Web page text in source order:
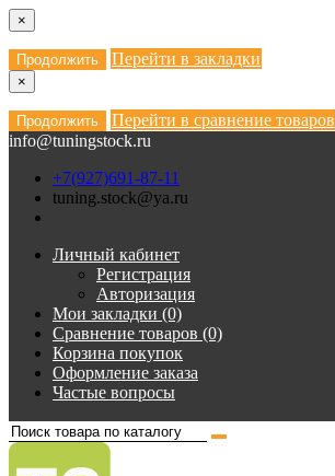
×
Продолжить Перейти в закладки
×
Продолжить
Перейти в сравнение товаров
info@tuningstock.ru
+7(927)691-87-11
tuning.stock@ya.ru
Личный кабинет
Регистрация
Авторизация
Мои закладки (0)
Сравнение товаров (0)
Корзина покупок
Оформление заказа
Частые вопросы